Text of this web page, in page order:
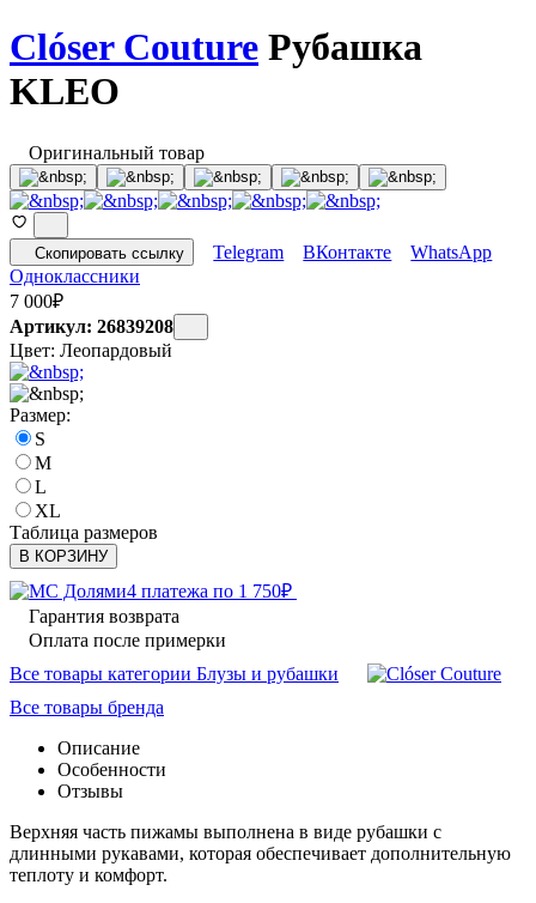
Clóser Couture Рубашка
KLEO
Оригинальный товар
Скопировать ссылку Telegram ВКонтакте
WhatsApp
Одноклассники
7 000₽
Артикул: 26839208
Цвет: Леопардовый
Размер:
S
M
L
XL
Таблица размеров
В КОРЗИНУ
4 платежа по 1 750₽
Гарантия возврата
Оплата после примерки
Все товары категории Блузы и рубашки
Все товары бренда
Описание
Особенности
Отзывы
Верхняя часть пижамы выполнена в виде рубашки с
длинными рукавами, которая обеспечивает дополнительную
теплоту и комфорт.